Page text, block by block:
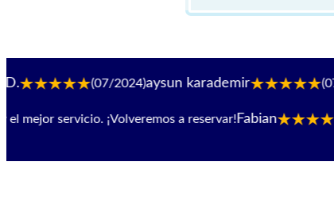
2024)aysun karademir (07/2024)
a reservar!Fabian (08/2024)